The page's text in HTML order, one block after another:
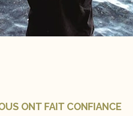
ONT FAIT CONFIANCE